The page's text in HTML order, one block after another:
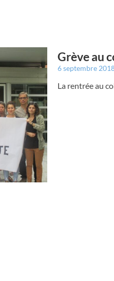
Grève au
6 septembre
La rentrée au